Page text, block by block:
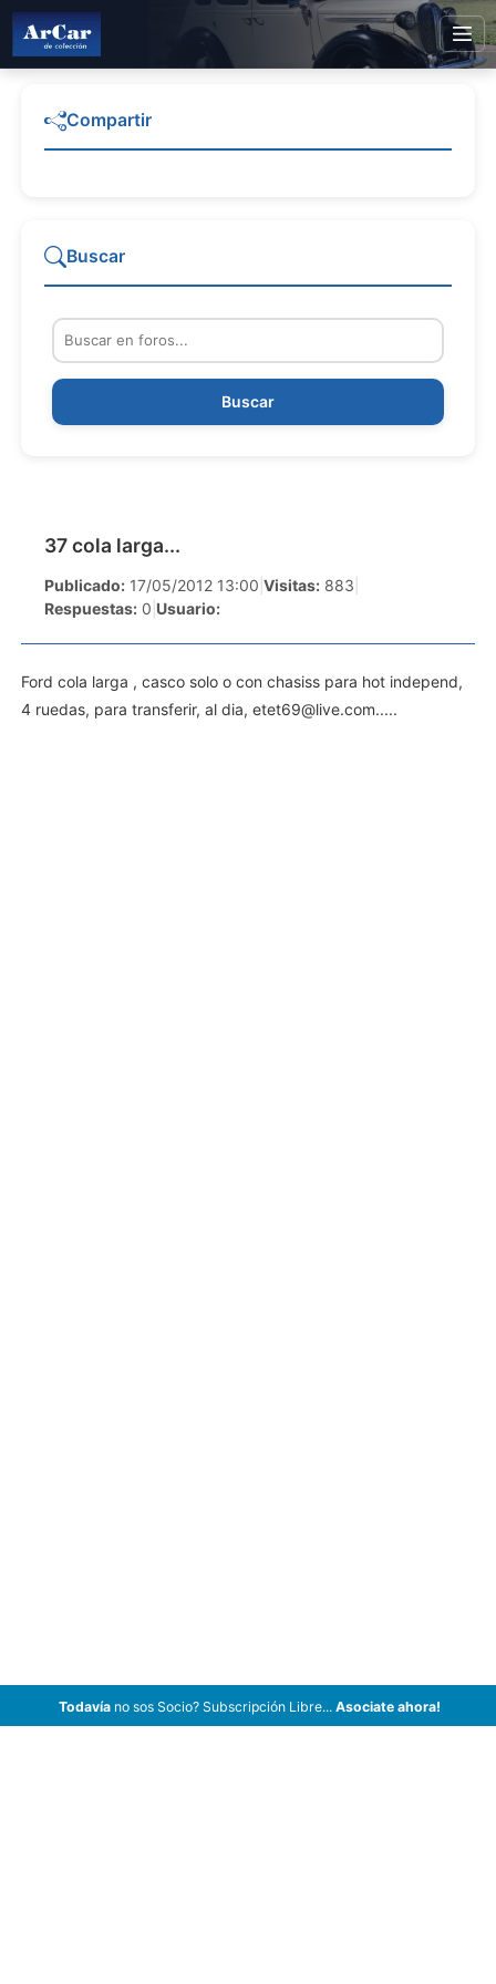
37 cola larga...
Publicado: 17/05/2012 13:00 Visitas: 883
Respuestas: 0 Usuario:
Ford cola larga , casco solo o con chasiss para hot independ,
4 ruedas, para transferir, al dia, etet69@live.com.....
Compartir
Buscar
Buscar
Todavíano sos Socio? Subscripción Libre... Asociate ahora!